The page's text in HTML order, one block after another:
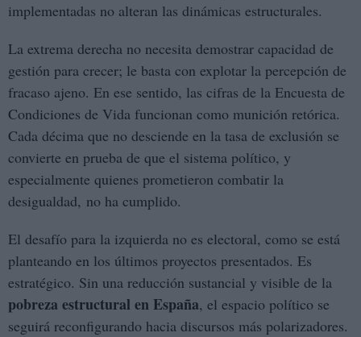
implementadas no alteran las dinámicas estructurales.
La extrema derecha no necesita demostrar capacidad de
gestión para crecer; le basta con explotar la percepción de
fracaso ajeno. En ese sentido, las cifras de la Encuesta de
Condiciones de Vida funcionan como munición retórica.
Cada décima que no desciende en la tasa de exclusión se
convierte en prueba de que el sistema político, y
especialmente quienes prometieron combatir la
desigualdad, no ha cumplido.
El desafío para la izquierda no es electoral, como se está
planteando en los últimos proyectos presentados. Es
estratégico. Sin una reducción sustancial y visible de la
pobreza estructural en España, el espacio político se
seguirá reconfigurando hacia discursos más polarizadores.